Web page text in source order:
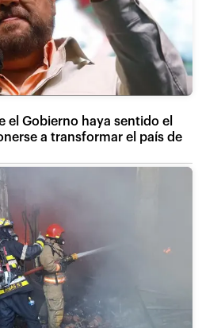
el Gobierno haya sentido el
a transformar el país de